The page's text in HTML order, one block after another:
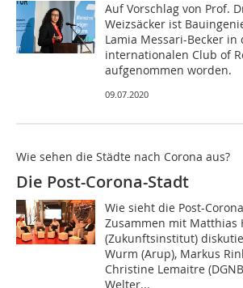
Auf Vorschlag von Prof.
Weizsäcker ist
Lamia Messari-Becker in
internationalen Club of
aufgenommen worden.
09.07.2020
Wie sehen die Städte nach Corona aus?
Die Post-Corona-Stadt
Wie sieht die Post-
Zusammen mit Matthias
(Zukunftsinstitut)
Wurm (Arup), Markus
Christine Lemaitre
Welter...